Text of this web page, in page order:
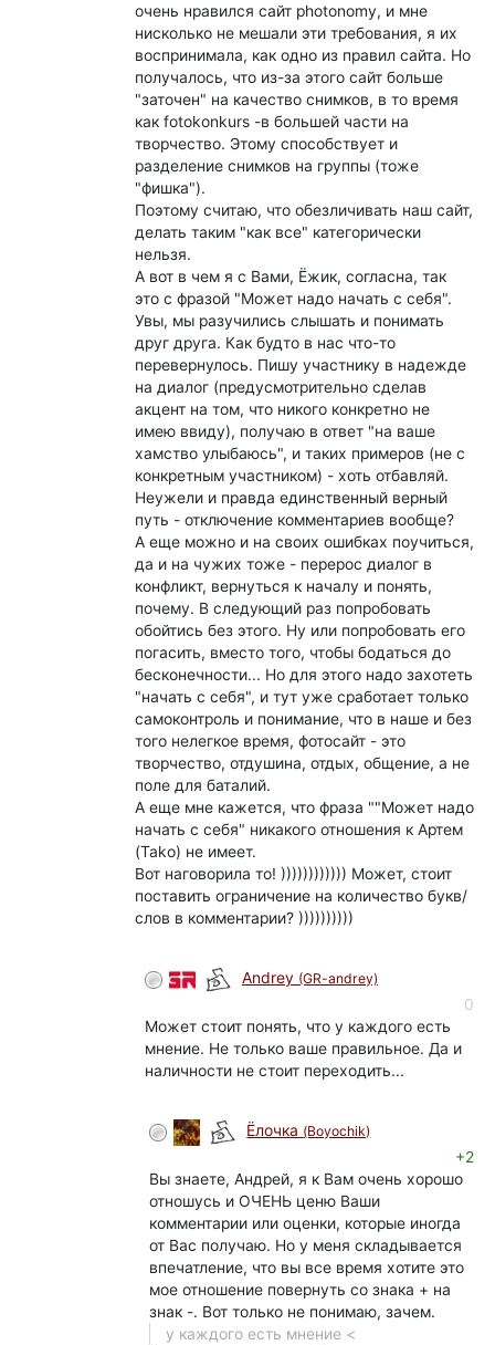
очень нравился сайт photonomy, и мне
нисколько не мешали эти требования, я их
воспринимала, как одно из правил сайта. Но
получалось, что из-за этого сайт больше
"заточен" на качество снимков, в то время
как fotokonkurs -в большей части на
творчество. Этому способствует и
разделение снимков на группы (тоже
"фишка").
Поэтому считаю, что обезличивать наш сайт,
делать таким "как все" категорически
нельзя.
А вот в чем я с Вами, Ёжик, согласна, так
это с фразой "Может надо начать с себя".
Увы, мы разучились слышать и понимать
друг друга. Как будто в нас что-то
перевернулось. Пишу участнику в надежде
на диалог (предусмотрительно сделав
акцент на том, что никого конкретно не
имею ввиду), получаю в ответ "на ваше
хамство улыбаюсь", и таких примеров (не с
конкретным участником) - хоть отбавляй.
Неужели и правда единственный верный
путь - отключение комментариев вообще?
А еще можно и на своих ошибках поучиться,
да и на чужих тоже - перерос диалог в
конфликт, вернуться к началу и понять,
почему. В следующий раз попробовать
обойтись без этого. Ну или попробовать его
погасить, вместо того, чтобы бодаться до
бесконечности... Но для этого надо захотеть
"начать с себя", и тут уже сработает только
самоконтроль и понимание, что в наше и без
того нелегкое время, фотосайт - это
творчество, отдушина, отдых, общение, а не
поле для баталий.
А еще мне кажется, что фраза ""Может надо
начать с себя" никакого отношения к Артем
(Tako) не имеет.
Вот наговорила то! )))))))))))) Может, стоит
поставить ограничение на количество букв/
слов в комментарии? ))))))))))
Andrey (GR-andrey)
0
Может стоит понять, что у каждого есть
мнение. Не только ваше правильное. Да и
наличности не стоит переходить...
Ёлочка (Boyochik)
+2
Вы знаете, Андрей, я к Вам очень хорошо
отношусь и ОЧЕНЬ ценю Ваши
комментарии или оценки, которые иногда
от Вас получаю. Но у меня складывается
впечатление, что вы все время хотите это
мое отношение повернуть со знака + на
знак -. Вот только не понимаю, зачем.
у каждого есть мнение <